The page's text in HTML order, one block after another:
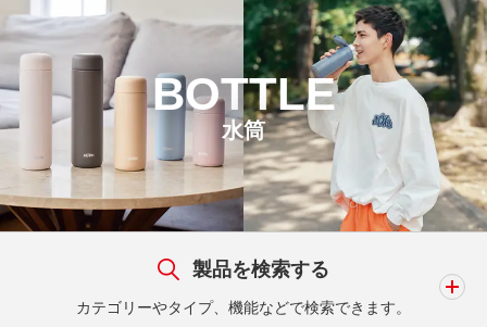
ウ
で
Google
サ
イ
ト
内
検
索
を
開
き
ま
す
BOTTLE
水筒
製品を検索する
カテゴリーやタイプ、機能などで検索できます。